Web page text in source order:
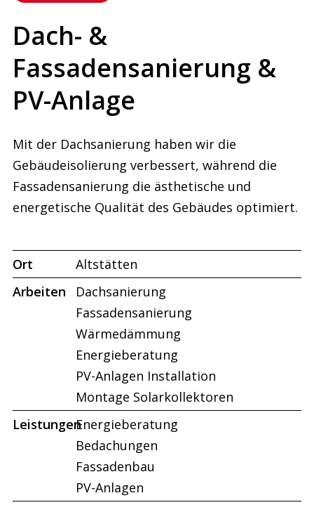
Dach- &
Fassadensanierung &
PV-Anlage
Mit der Dachsanierung haben wir die
Gebäudeisolierung verbessert, während die
Fassadensanierung die ästhetische und
energetische Qualität des Gebäudes optimiert.
Ort
Altstätten
Arbeiten
Dachsanierung
Fassadensanierung
Wärmedämmung
Energieberatung
PV-Anlagen Installation
Montage Solarkollektoren
LeistungenEnergieberatung
Bedachungen
Fassadenbau
PV-Anlagen